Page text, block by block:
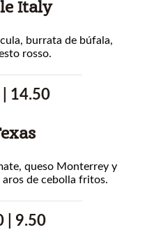
Italy
burrata de búfala,
rosso.
14.50
queso Monterrey y
de cebolla fritos.
| 9.50